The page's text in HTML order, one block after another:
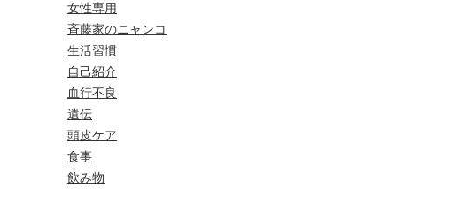
女性専用
斉藤家のニャンコ
生活習慣
自己紹介
血行不良
遺伝
頭皮ケア
食事
飲み物